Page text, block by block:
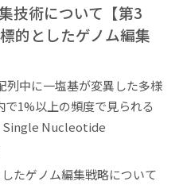
技術について【第3
的としたゲノム編集
列中に一塩基が変異した多様
1%以上の頻度で見られる
Single Nucleotide
たゲノム編集戦略について